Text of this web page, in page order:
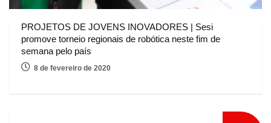
PROJETOS DE JOVENS INOVADORES | Sesi
promove torneio regionais de robótica neste fim de
semana pelo país
8 de fevereiro de 2020